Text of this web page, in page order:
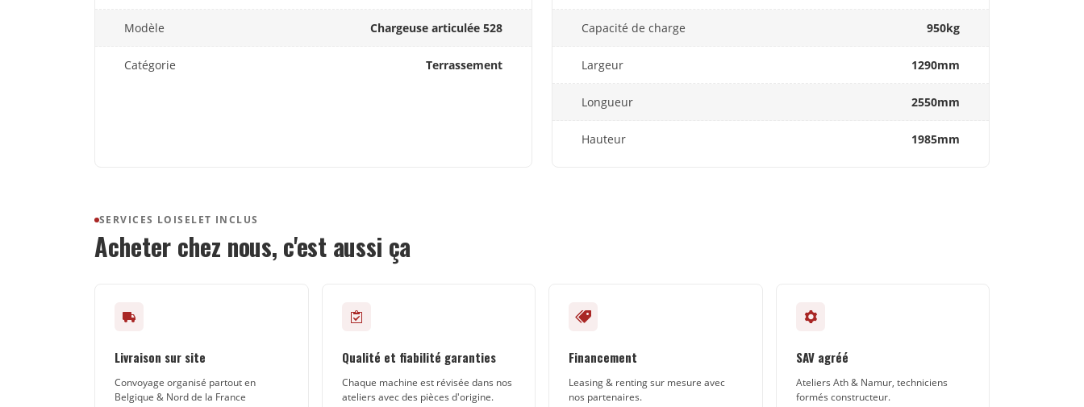
Modèle Chargeuse articulée 528
Catégorie Terrassement
Capacité de charge 950kg
Largeur 1290mm
Longueur 2550mm
Hauteur 1985mm
SERVICES LOISELET INCLUS
Acheter chez nous, c'est aussi ça
Livraison sur site
Convoyage organisé partout en
Belgique & Nord de la France
Qualité et fiabilité garanties
Chaque machine est révisée dans nos
ateliers avec des pièces d'origine.
Financement
Leasing & renting sur mesure avec
nos partenaires.
SAV agréé
Ateliers Ath & Namur, techniciens
formés constructeur.